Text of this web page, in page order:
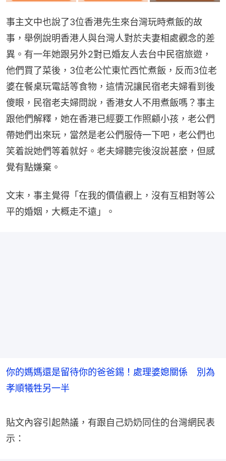
事主文中也說了3位香港先生來台灣玩時煮飯的故
事，舉例說明香港人與台灣人對於夫妻相處觀念的差
異。有一年她跟另外2對已婚友人去台中民宿旅遊，
他們買了菜後，3位老公忙東忙西忙煮飯，反而3位老
婆在餐桌玩電話等食物，這情況讓民宿老夫婦看到後
傻眼，民宿老夫婦問說，香港女人不用煮飯嗎？事主
跟他們解釋，她在香港已經要工作照顧小孩，老公們
帶她們出來玩，當然是老公們服侍一下吧，老公們也
笑着說她們等着就好。老夫婦聽完後沒說甚麼，但感
覺有點嫌棄。
文末，事主覺得「在我的價值觀上，沒有互相對等公
平的婚姻，大概走不遠」。
你的媽媽還是留待你的爸爸錫！處理婆媳關係 別為
孝順犧牲另一半
貼文內容引起熱議，有跟自己奶奶同住的台灣網民表
示：